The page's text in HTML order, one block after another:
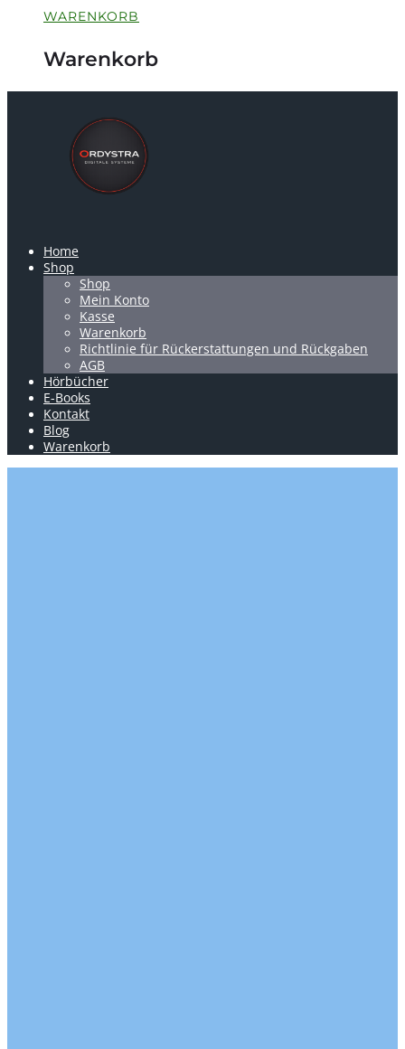
WARENKORB
Warenkorb
Home
Shop
Shop
Mein Konto
Kasse
Warenkorb
Richtlinie für Rückerstattungen und Rückgaben
AGB
Hörbücher
E-Books
Kontakt
Blog
Warenkorb